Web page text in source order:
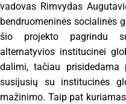
vadovas Rimvydas
bendruomeninės socialinės
šio projekto pagrindu
alternatyvios institucinei
dalimi, tačiau prisidedama
susijusių su institucinės
mažinimo. Taip pat